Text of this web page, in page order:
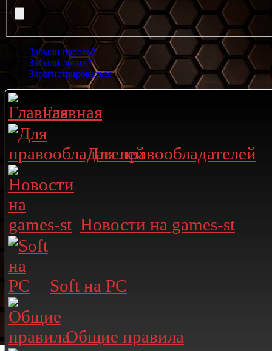
Забыли пароль?
Забыли логин?
Зарегистрироваться
Главная
Для правообладателей
Новости на games-st
Soft на PC
Общие правила